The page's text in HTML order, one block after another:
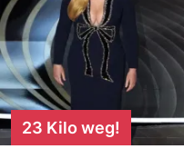
23 Kilo weg!